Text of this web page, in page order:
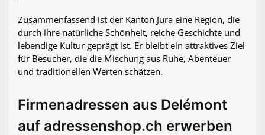
Zusammenfassend ist der Kanton Jura eine Region, die
durch ihre natürliche Schönheit, reiche Geschichte und
lebendige Kultur geprägt ist. Er bleibt ein attraktives Ziel
für Besucher, die die Mischung aus Ruhe, Abenteuer
und traditionellen Werten schätzen.
Firmenadressen aus Delémont
auf adressenshop.ch erwerben